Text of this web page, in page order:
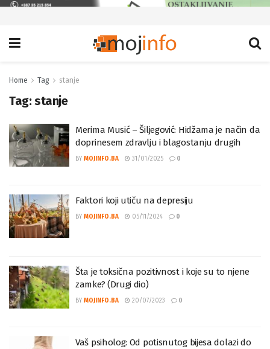
Home Tag stanje
Tag:stanje
Merima Musić – Šiljegović: Hidžama je način da
doprinesem zdravlju i blagostanju drugih
BY MOJINFO.BA 31/01/2025 0
Faktori koji utiču na depresiju
BY MOJINFO.BA 05/11/2024 0
Šta je toksična pozitivnost i koje su to njene
zamke? (Drugi dio)
BY MOJINFO.BA 20/07/2023 0
Vaš psiholog: Od potisnutog bijesa dolazi do